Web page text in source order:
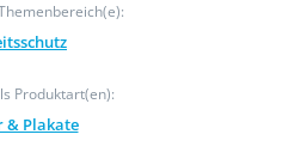
Produktart(en):
& Plakate